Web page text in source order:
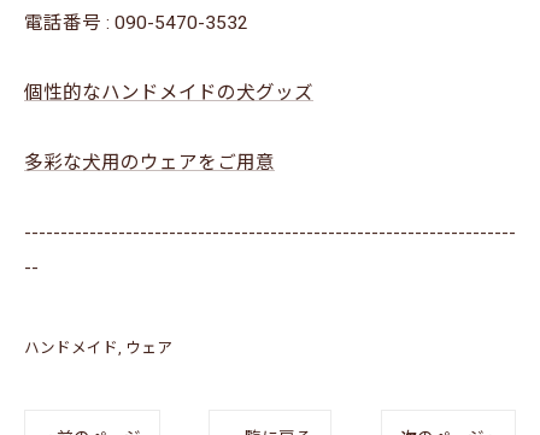
電話番号 : 090-5470-3532
個性的なハンドメイドの犬グッズ
多彩な犬用のウェアをご用意
--------------------------------------------------------------------
--
ハンドメイド ウェア